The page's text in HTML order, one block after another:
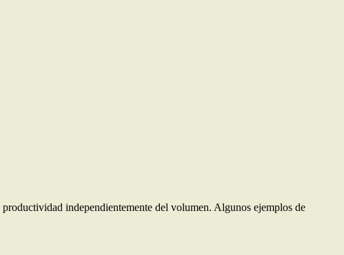
independientemente del volumen. Algunos ejemplos de